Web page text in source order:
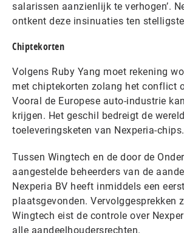
salarissen aanzienlijk te verhogen’.
ontkent deze insinuaties ten
Chiptekorten
Volgens Ruby Yang moet rekening
met chiptekorten zolang het conflict
Vooral de Europese auto-industrie
krijgen. Het geschil bedreigt de
toeleveringsketen van Nexperia-chips.
Tussen Wingtech en de door de
aangestelde beheerders van de
Nexperia BV heeft inmiddels een
plaatsgevonden. Vervolggesprekken
Wingtech eist de controle over
alle aandeelhoudersrechten.